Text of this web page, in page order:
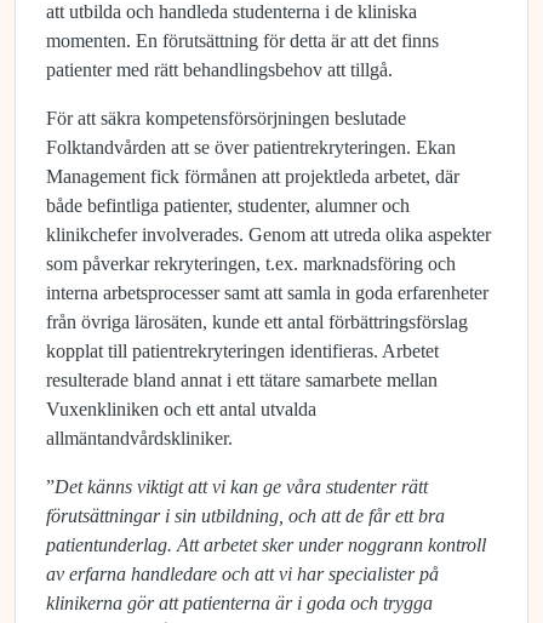
att utbilda och handleda studenterna i de kliniska
momenten. En förutsättning för detta är att det finns
patienter med rätt behandlingsbehov att tillgå.
För att säkra kompetensförsörjningen beslutade
Folktandvården att se över patientrekryteringen. Ekan
Management fick förmånen att projektleda arbetet, där
både befintliga patienter, studenter, alumner och
klinikchefer involverades. Genom att utreda olika aspekter
som påverkar rekryteringen, t.ex. marknadsföring och
interna arbetsprocesser samt att samla in goda erfarenheter
från övriga lärosäten, kunde ett antal förbättringsförslag
kopplat till patientrekryteringen identifieras. Arbetet
resulterade bland annat i ett tätare samarbete mellan
Vuxenkliniken och ett antal utvalda
allmäntandvårdskliniker.
”Det känns viktigt att vi kan ge våra studenter rätt
förutsättningar i sin utbildning, och att de får ett bra
patientunderlag. Att arbetet sker under noggrann kontroll
av erfarna handledare och att vi har specialister på
klinikerna gör att patienterna är i goda och trygga